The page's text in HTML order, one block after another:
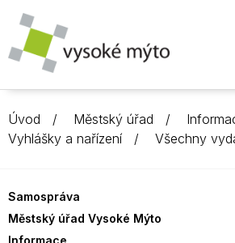
Úvod Městský úřad
Vyhlášky a nařízení
Všechny
Samospráva
Městský úřad Vysoké Mýto
Informace